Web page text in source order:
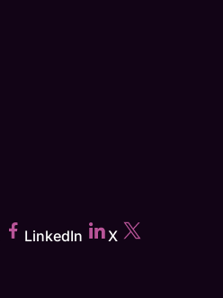
LinkedIn X